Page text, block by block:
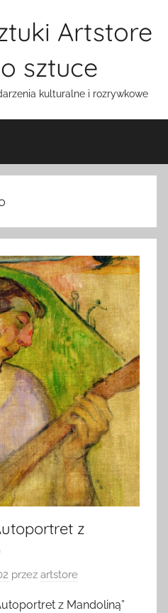
Artstore
sztuce
kulturalne i rozrywkowe
z
przez artstore
z Mandoliną”